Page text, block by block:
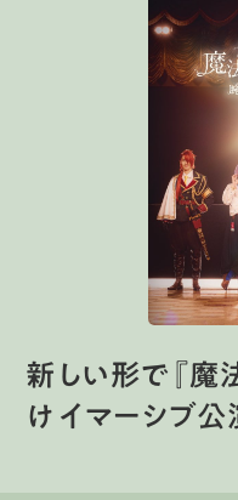
新しい形で『魔
け イマーシブ